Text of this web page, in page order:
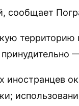
сообщает
территорию
иностранцев